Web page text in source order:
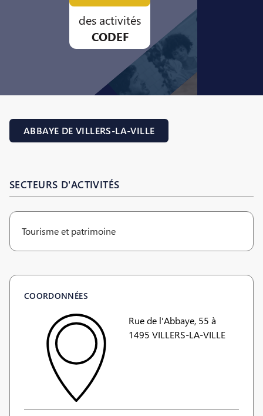
des activités
CODEF
ABBAYE DE VILLERS-LA-VILLE
SECTEURS D'ACTIVITÉS
Tourisme et patrimoine
COORDONNÉES
Rue de l'Abbaye, 55 à
1495 VILLERS-LA-VILLE